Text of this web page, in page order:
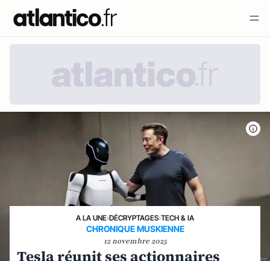
A LA UNE›DÉCRYPTAGES›TECH & IA
CHRONIQUE MUSKIENNE
12 novembre 2025
Tesla réunit ses actionnaires